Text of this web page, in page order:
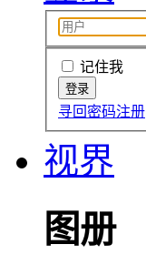
记住我
寻回密码注册
视界
图册